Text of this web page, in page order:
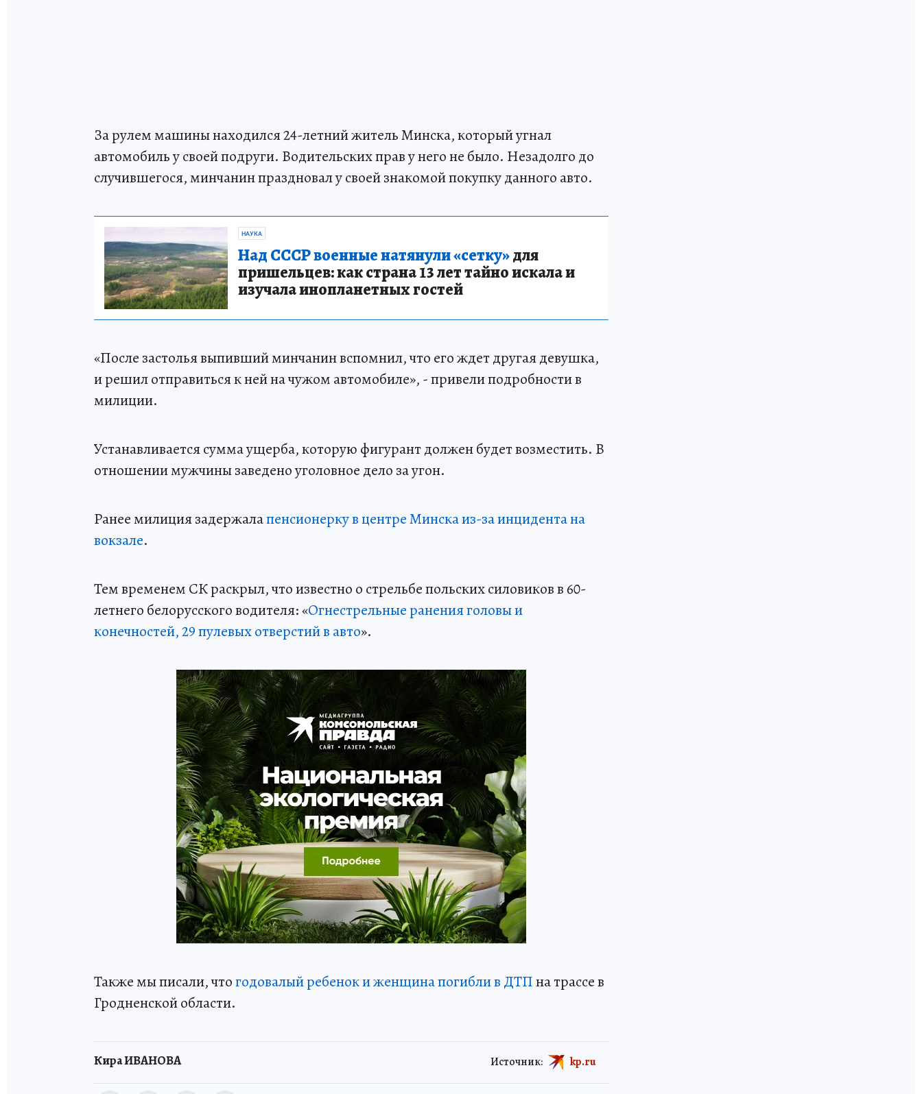
За рулем машины находился 24-летний житель Минска, который угнал
автомобиль у своей подруги. Водительских прав у него не было. Незадолго до
случившегося, минчанин праздновал у своей знакомой покупку данного авто.
НАУКА
Над СССР военные натянули «сетку»для
пришельцев: как страна 13 лет тайно искала и
изучала инопланетных гостей
«После застолья выпивший минчанин вспомнил, что его ждет другая девушка,
и решил отправиться к ней на чужом автомобиле», - привели подробности в
милиции.
Устанавливается сумма ущерба, которую фигурант должен будет возместить. В
отношении мужчины заведено уголовное дело за угон.
Ранее милиция задержалапенсионерку в центре Минска из-за инцидента на
вокзале.
Тем временем СК раскрыл, что известно о стрельбе польских силовиков в 60-
летнего белорусского водителя: «Огнестрельные ранения головы и
конечностей, 29 пулевых отверстий в авто».
Также мы писали, чтогодовалый ребенок и женщина погибли в ДТПна трассе в
Гродненской области.
Кира ИВАНОВА Источник: kp.ru